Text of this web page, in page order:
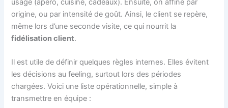
origine, ou par intensité de goût. Ainsi, le client se repère,
même lors d’une seconde visite, ce qui nourrit la
fidélisation client.
Il est utile de définir quelques règles internes. Elles évitent
les décisions au feeling, surtout lors des périodes
chargées. Voici une liste opérationnelle, simple à
transmettre en équipe :